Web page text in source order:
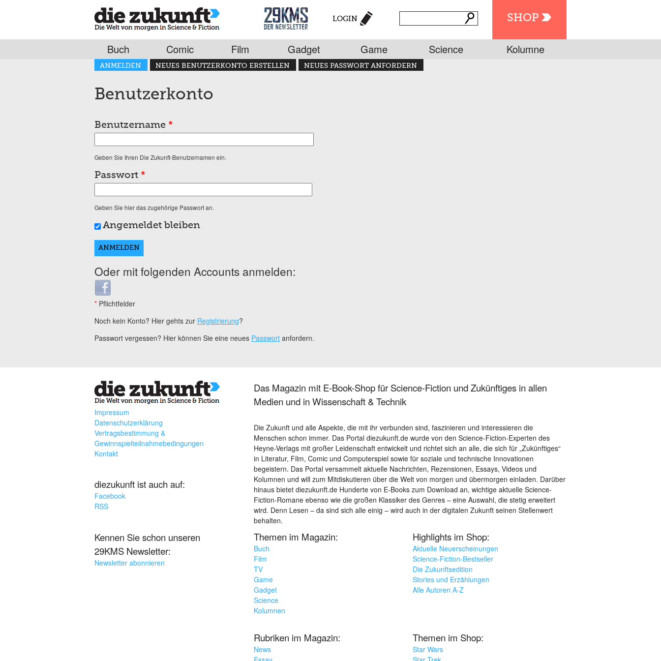
SHOP
LOGIN
Buch Comic Film Gadget Game Science Kolumne
Haupt-Reiter
ANMELDEN
(AKTIVER REITER)
NEUES BENUTZERKONTO ERSTELLEN NEUES PASSWORT ANFORDERN
Benutzerkonto
Benutzername *
Geben Sie Ihren Die Zukunft-Benutzernamen ein.
Passwort *
Geben Sie hier das zugehörige Passwort an.
Angemeldet bleiben
Oder mit folgenden Accounts anmelden:
Login with Facebook
* Pflichtfelder
Noch kein Konto? Hier gehts zur Registrierung?
Passwort vergessen? Hier können Sie eine neues Passwort anfordern.
Impressum
Datenschutzerklärung
Vertragsbestimmung &
Gewinnspielteilnahmebedingungen
Kontakt
diezukunft ist auch auf:
Facebook
RSS
Kennen Sie schon unseren
29KMS Newsletter:
Newsletter abonnieren
Das Magazin mit E-Book-Shop für Science-Fiction und Zukünftiges in allen
Medien und in Wissenschaft & Technik
Die Zukunft und alle Aspekte, die mit ihr verbunden sind, faszinieren und interessieren die
Menschen schon immer. Das Portal diezukunft.de wurde von den Science-Fiction-Experten des
Heyne-Verlags mit großer Leidenschaft entwickelt und richtet sich an alle, die sich für „Zukünftiges“
in Literatur, Film, Comic und Computerspiel sowie für soziale und technische Innovationen
begeistern. Das Portal versammelt aktuelle Nachrichten, Rezensionen, Essays, Videos und
Kolumnen und will zum Mitdiskutieren über die Welt von morgen und übermorgen einladen. Darüber
hinaus bietet diezukunft.de Hunderte von E-Books zum Download an, wichtige aktuelle Science-
Fiction-Romane ebenso wie die großen Klassiker des Genres – eine Auswahl, die stetig erweitert
wird. Denn Lesen – da sind sich alle einig – wird auch in der digitalen Zukunft seinen Stellenwert
behalten.
Themen im Magazin:
Buch
Film
TV
Game
Gadget
Science
Kolumnen
Highlights im Shop:
Aktuelle Neuerscheinungen
Science-Fiction-Bestseller
Die Zukunftsedition
Stories und Erzählungen
Alle Autoren A-Z
Rubriken im Magazin:
News
Themen im Shop:
Star Wars